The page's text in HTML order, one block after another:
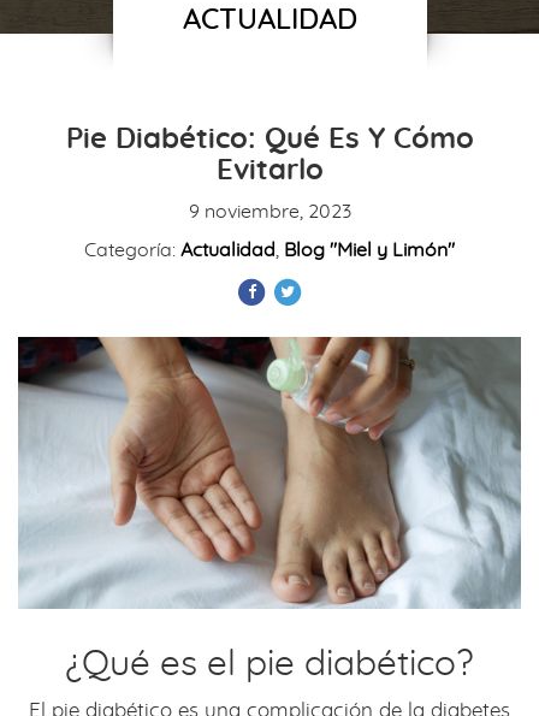
ACTUALIDAD
Pie Diabético: Qué Es Y Cómo
Evitarlo
9 noviembre, 2023
Categoría: Actualidad Blog "Miel y Limón"
¿Qué es el pie diabético?
El pie diabético es una complicación de la diabetes